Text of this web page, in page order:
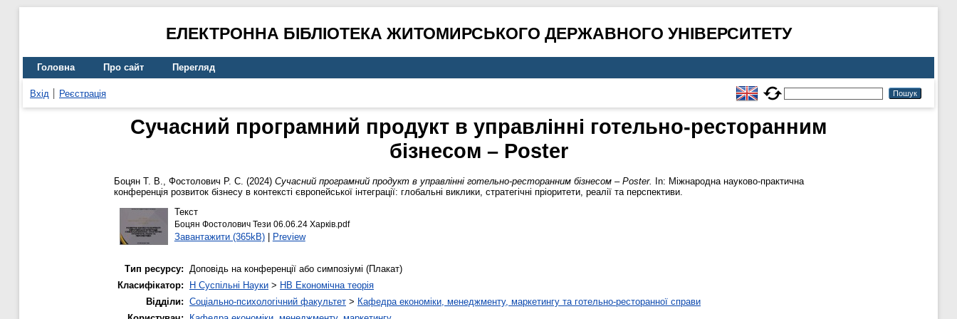
ЕЛЕКТРОННА БІБЛІОТЕКА ЖИТОМИРСЬКОГО ДЕРЖАВНОГО УНІВЕРСИТЕТУ
Головна Про сайт Перегляд
Вхід Реєстрація
Сучасний програмний продукт в управлінні готельно-ресторанним
бізнесом – Poster
Боцян Т. В., Фостолович Р. С. (2024) Сучасний програмний продукт в управлінні готельно-ресторанним бізнесом – Poster.
In: Міжнародна науково-практична
конференція розвиток бізнесу в контексті європейської інтеграції: глобальні виклики, стратегічні пріоритети, реалії та перспективи.
Текст
Боцян Фостолович Тези 06.06.24 Харків.pdf
Завантажити (365kB)| Preview
Тип ресурсу: Доповідь на конференції або симпозіумі (Плакат)
Класифікатор:
H Суспільні Науки > HB Економічна теорія
Відділи: Соціально-психологічний факультет > Кафедра економіки, менеджменту, маркетингу та готельно-ресторанної справи